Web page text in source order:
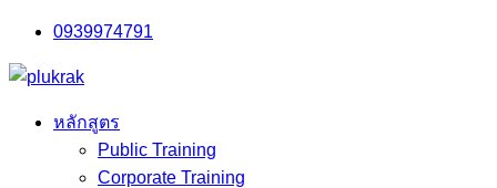
Skip
content
0939974791
หลักสูตร
Public Training
Corporate Training